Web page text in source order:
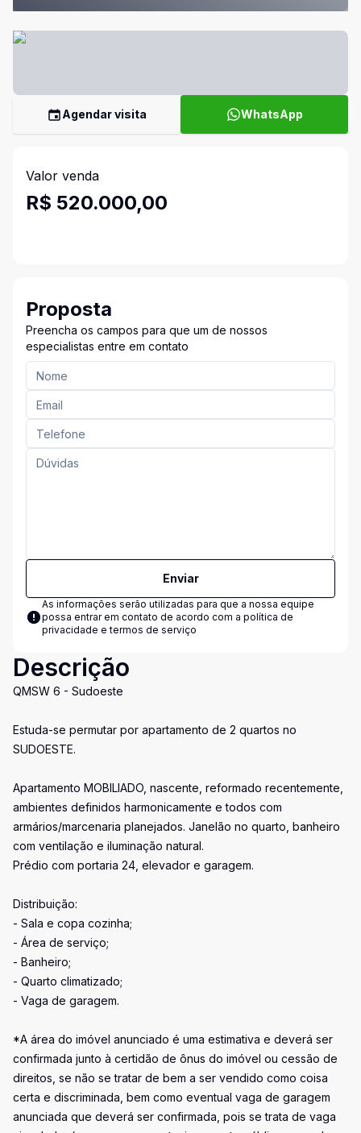
Agendar visita WhatsApp
Valor venda
R$ 520.000,00
Proposta
Preencha os campos para que um de nossos
especialistas entre em contato
Enviar
As informações serão utilizadas para que a nossa equipe
possa entrar em contato de acordo com a política de
privacidade e termos de serviço
Descrição
QMSW 6 - Sudoeste
Estuda-se permutar por apartamento de 2 quartos no
SUDOESTE.
Apartamento MOBILIADO, nascente, reformado recentemente,
ambientes definidos harmonicamente e todos com
armários/marcenaria planejados. Janelão no quarto, banheiro
com ventilação e iluminação natural.
Prédio com portaria 24, elevador e garagem.
Distribuição:
- Sala e copa cozinha;
- Área de serviço;
- Banheiro;
- Quarto climatizado;
- Vaga de garagem.
*A área do imóvel anunciado é uma estimativa e deverá ser
confirmada junto à certidão de ônus do imóvel ou cessão de
direitos, se não se tratar de bem a ser vendido como coisa
certa e discriminada, bem como eventual vaga de garagem
anunciada que deverá ser confirmada, pois se trata de vaga